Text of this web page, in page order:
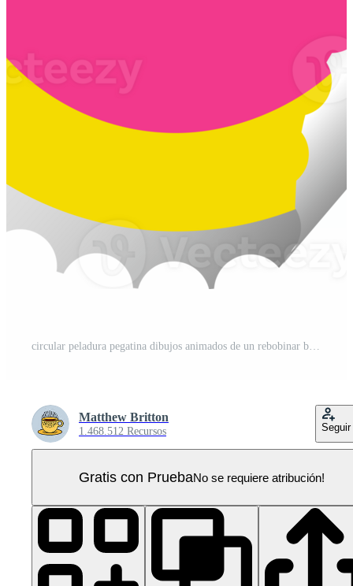
circular peladura pegatina dibujos animados de un rebobinar botón PNG Pro
Matthew Britton
1.468.512 Recursos Seguir
Gratis con PruebaNo se requiere atribución!